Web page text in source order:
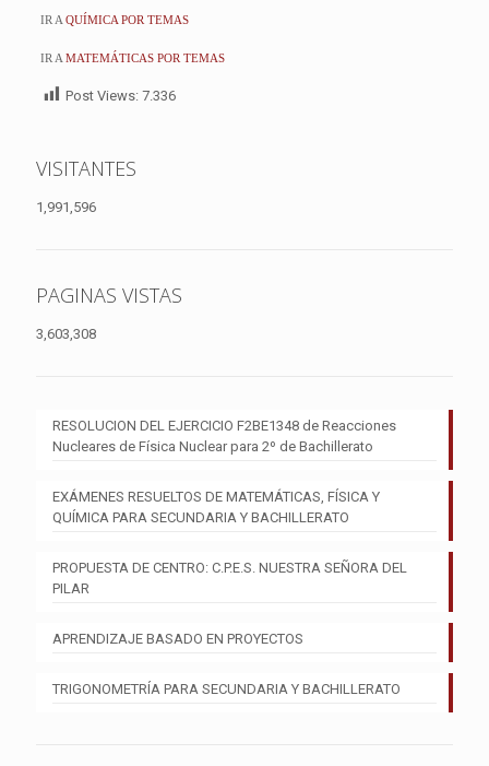
IR A QUÍMICA POR TEMAS
IR A MATEMÁTICAS POR TEMAS
Post Views: 7.336
VISITANTES
1,991,596
PAGINAS VISTAS
3,603,308
RESOLUCION DEL EJERCICIO F2BE1348 de Reacciones
Nucleares de Física Nuclear para 2º de Bachillerato
EXÁMENES RESUELTOS DE MATEMÁTICAS, FÍSICA Y
QUÍMICA PARA SECUNDARIA Y BACHILLERATO
PROPUESTA DE CENTRO: C.P.E.S. NUESTRA SEÑORA DEL
PILAR
APRENDIZAJE BASADO EN PROYECTOS
TRIGONOMETRÍA PARA SECUNDARIA Y BACHILLERATO